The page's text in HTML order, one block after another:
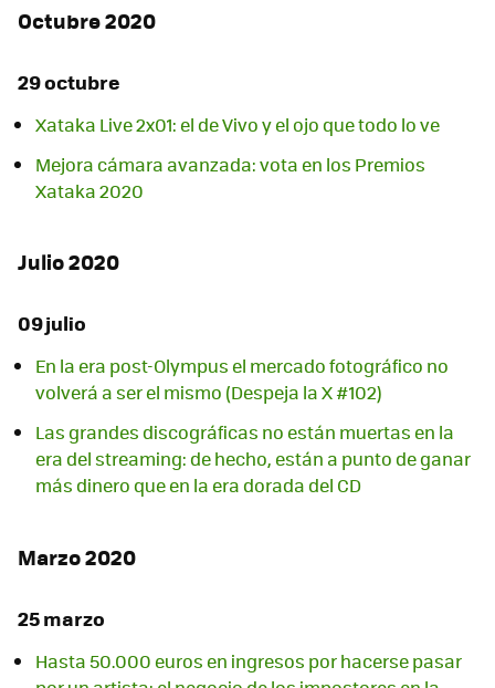
Octubre 2020
29 octubre
Xataka Live 2x01: el de Vivo y el ojo que todo lo ve
Mejora cámara avanzada: vota en los Premios
Xataka 2020
Julio 2020
09 julio
En la era post-Olympus el mercado fotográfico no
volverá a ser el mismo (Despeja la X #102)
Las grandes discográficas no están muertas en la
era del streaming: de hecho, están a punto de ganar
más dinero que en la era dorada del CD
Marzo 2020
25 marzo
Hasta 50.000 euros en ingresos por hacerse pasar